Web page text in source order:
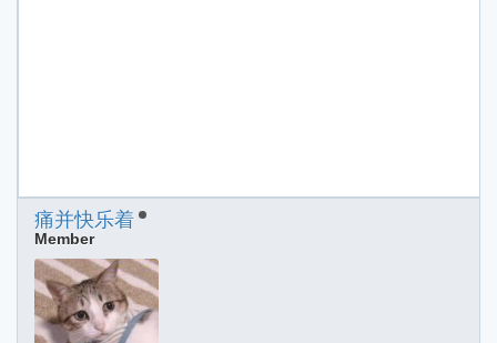
痛并快乐着
Member